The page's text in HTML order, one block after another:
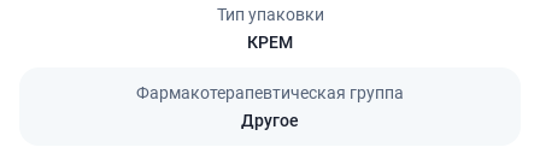
Тип упаковки
КРЕМ
Фармакотерапевтическая группа
Другое